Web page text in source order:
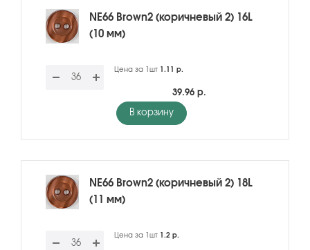
NE66 Brown2 (коричневый 2) 16L
(10 мм)
Цена за 1шт 1.11 р.
39.96 р.
В корзину
NE66 Brown2 (коричневый 2) 18L
(11 мм)
Цена за 1шт 1.2 р.